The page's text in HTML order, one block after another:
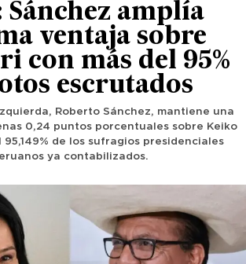
Sánchez amplía
ventaja sobre
con más del 95%
escrutados
Roberto Sánchez, mantiene una
0,24 puntos porcentuales sobre Keiko
95,149% de los sufragios presidenciales
ya contabilizados.